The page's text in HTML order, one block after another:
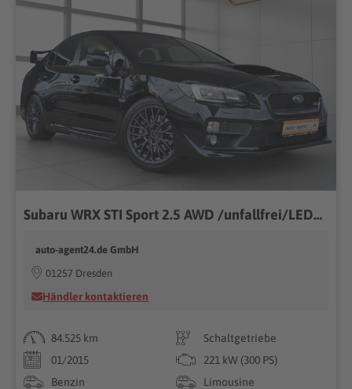
Subaru WRX STI Sport 2.5 AWD /unfallfrei/LED/H&K/Keyless
auto-agent24.de GmbH
01257 Dresden
Händler kontaktieren
84.525 km
Schaltgetriebe
01/2015
221 kW (300 PS)
Benzin
Limousine